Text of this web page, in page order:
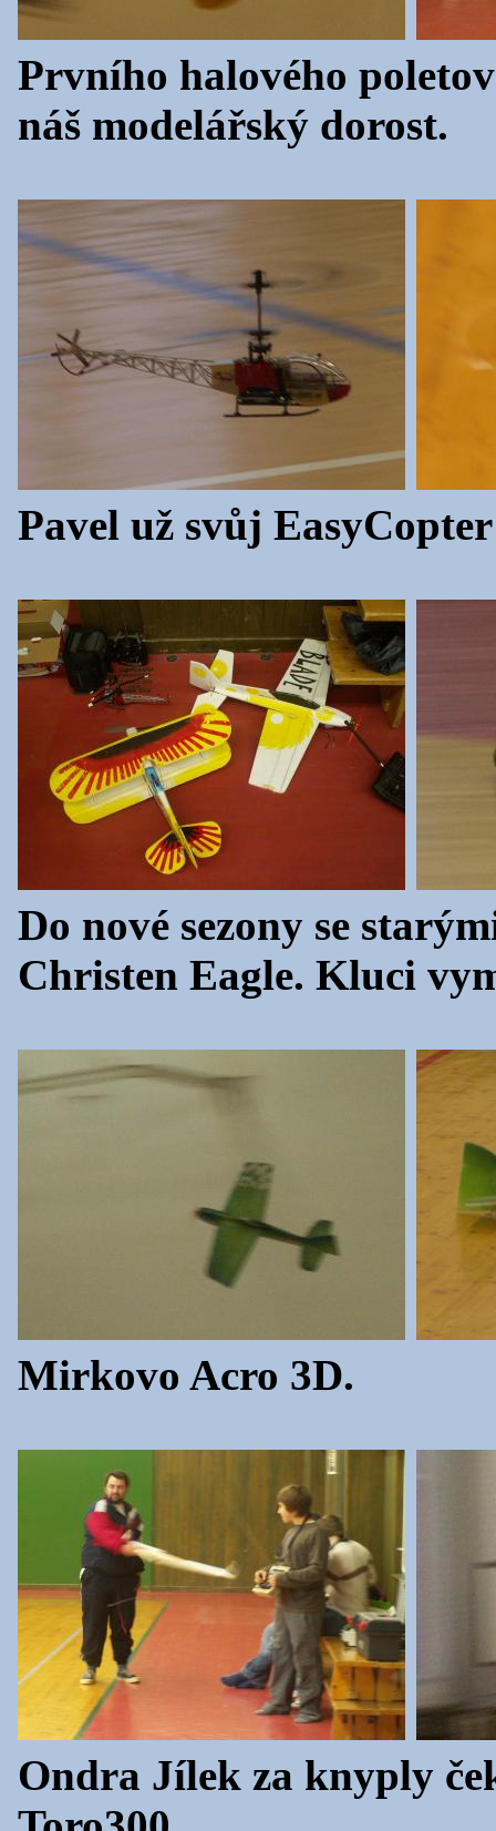
Prvního halového
náš modelářský dorost.
Pavel už svůj
Do nové sezony se
Christen Eagle. Kluci
Mirkovo Acro 3D.
Ondra Jílek za knyply